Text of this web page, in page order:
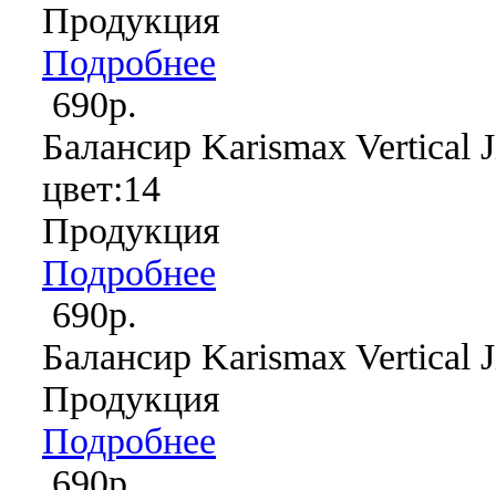
Продукция
Подробнее
690р.
Балансир Karismax Vertical
цвет:14
Продукция
Подробнее
690р.
Балансир Karismax Vertical
Продукция
Подробнее